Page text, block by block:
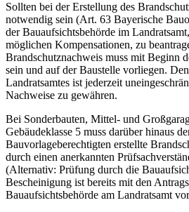
Sollten bei der Erstellung des
notwendig sein (Art. 63 Bayerische
der Bauaufsichtsbehörde im
möglichen Kompensationen, zu
Brandschutznachweis muss mit Beginn
sein und auf der Baustelle vorliegen.
Landratsamtes ist jederzeit
Nachweise zu gewähren.
Bei Sonderbauten, Mittel- und
Gebäudeklasse 5 muss darüber hinaus
Bauvorlageberechtigten erstellte
durch einen anerkannten
(Alternativ: Prüfung durch die
Bescheinigung ist bereits mit den
Bauaufsichtsbehörde am Landratsamt